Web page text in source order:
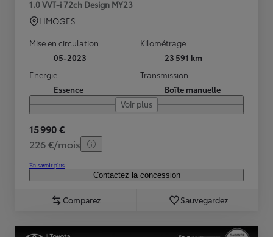
1.0 VVT-i 72ch Design MY23
LIMOGES
Mise en circulation
05-2023
Kilométrage
23 591 km
Energie
Essence
Transmission
Boîte manuelle
Voir plus
15 990 €
226 €/mois
En savoir plus
Contactez la concession
Comparez Sauvegardez